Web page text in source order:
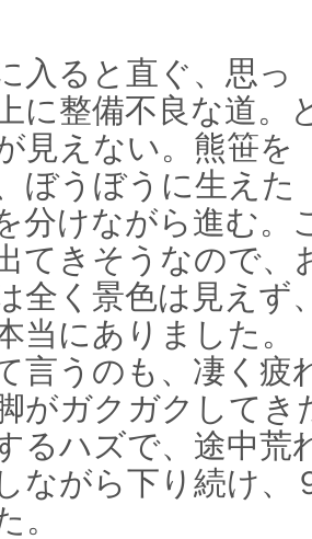
入ると直ぐ、思っ
に整備不良な道。
見えない。熊笹を
ぼうぼうに生えた
分けながら進む。
てきそうなので、
全く景色は見えず
当にありました。
言うのも、凄く疲
がガクガクして
るハズで、途中荒
ながら下り続け、
。